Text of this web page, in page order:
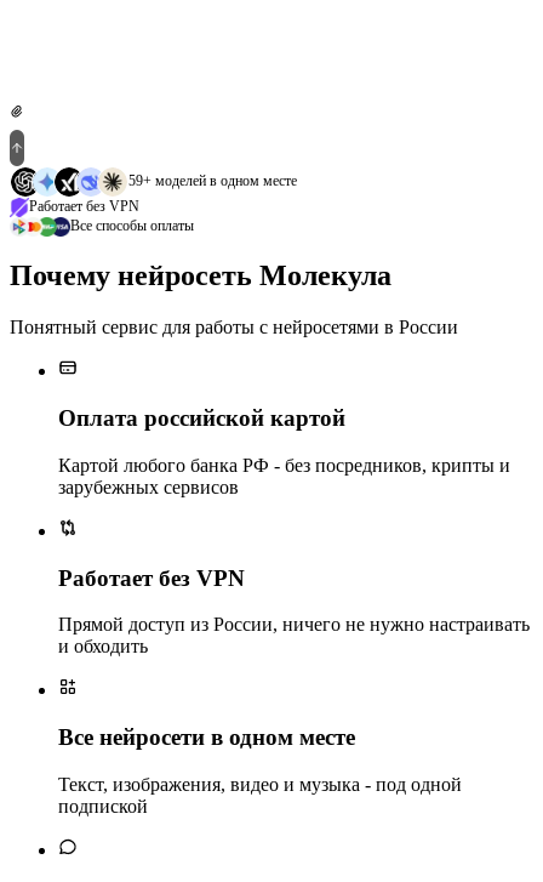
59+ моделей в одном месте
Работает без VPN
Все способы оплаты
Почему нейросеть Молекула
Понятный сервис для работы с нейросетями в России
Оплата российской картой
Картой любого банка РФ - без посредников, крипты и
зарубежных сервисов
Работает без VPN
Прямой доступ из России, ничего не нужно настраивать
и обходить
Все нейросети в одном месте
Текст, изображения, видео и музыка - под одной
подпиской